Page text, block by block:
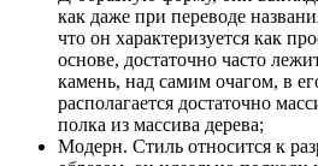
как даже при переводе
что он характеризуется как
основе, достаточно часто
камень, над самим очагом, в
располагается достаточно
полка из массива дерева;
Модерн. Стиль относится к